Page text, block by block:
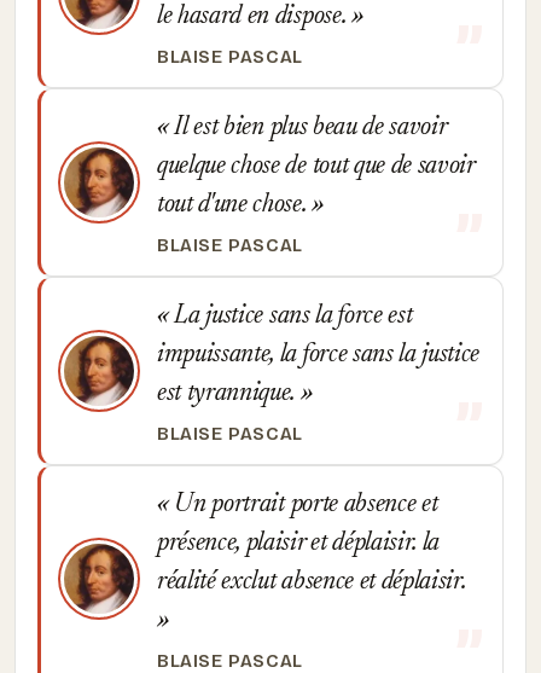
le hasard en dispose.
BLAISE PASCAL
Il est bien plus beau de savoir
quelque chose de tout que de savoir
tout d'une chose.
BLAISE PASCAL
La justice sans la force est
impuissante, la force sans la justice
est tyrannique.
BLAISE PASCAL
Un portrait porte absence et
présence, plaisir et déplaisir. la
réalité exclut absence et déplaisir.
BLAISE PASCAL